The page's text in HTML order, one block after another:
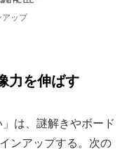
ップ
力を伸ばす
は、謎解きやボード
ンアップする。次の